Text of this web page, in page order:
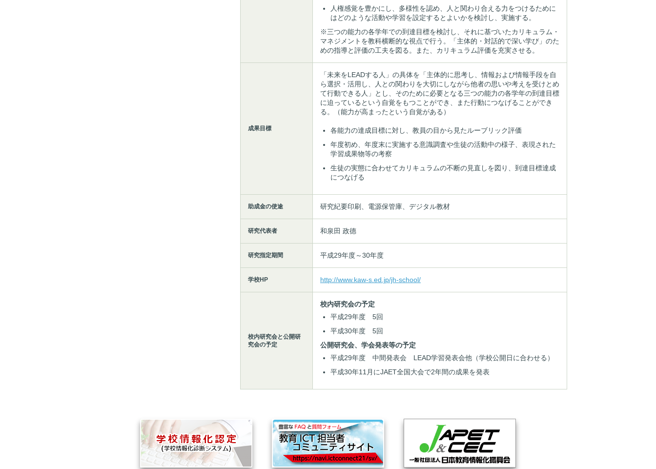
人権感覚を豊かにし、多様性を認め、人と関わり合える力をつけるために
はどのような活動や学習を設定するとよいかを検討し、実施する。
※三つの能力の各学年での到達目標を検討し、それに基づいたカリキュラム・
マネジメントを教科横断的な視点で行う。「主体的・対話的で深い学び」のた
めの指導と評価の工夫を図る。また、カリキュラム評価を充実させる。
成果目標
「未来をLEADする人」の具体を「主体的に思考し、情報および情報手段を自
ら選択・活用し、人との関わりを大切にしながら他者の思いや考えを受けとめ
て行動できる人」とし、そのために必要となる三つの能力の各学年の到達目標
に迫っているという自覚をもつことができ、また行動につなげることができ
る。（能力が高まったという自覚がある）
各能力の達成目標に対し、教員の目から見たルーブリック評価
年度初め、年度末に実施する意識調査や生徒の活動中の様子、表現された
学習成果物等の考察
生徒の実態に合わせてカリキュラムの不断の見直しを図り、到達目標達成
につなげる
助成金の使途 研究紀要印刷、電源保管庫、デジタル教材
研究代表者 和泉田 政德
研究指定期間 平成29年度～30年度
学校HP http://www.kaw-s.ed.jp/jh-school/
校内研究会と公開研
究会の予定
校内研究会の予定
平成29年度 5回
平成30年度 5回
公開研究会、学会発表等の予定
平成29年度 中間発表会 LEAD学習発表会他（学校公開日に合わせる）
平成30年11月にJAET全国大会で2年間の成果を発表